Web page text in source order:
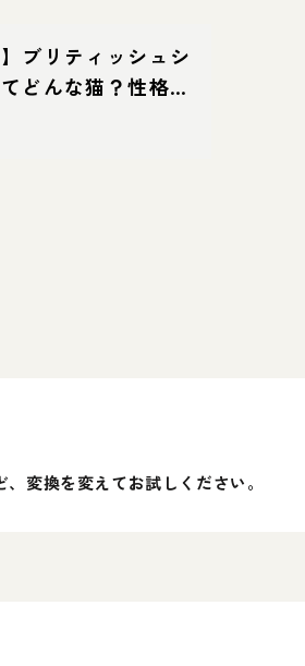
ブリティッシュシ
どんな猫？性格・
徴・迎え方
変換を変えてお試しください。